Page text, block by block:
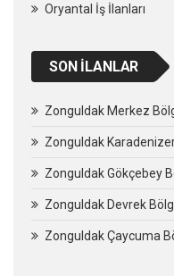
Oryantal İş İlanları
SON İLANLAR
Zonguldak Merkez
Zonguldak
Zonguldak Gökçebey
Zonguldak Devrek
Zonguldak Çaycuma